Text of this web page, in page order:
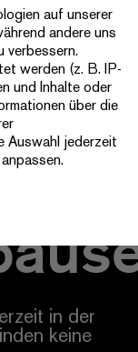
in der
keine
auf unserer
andere uns
verbessern.
werden (z. B. IP-
und Inhalte oder
über die
Auswahl jederzeit